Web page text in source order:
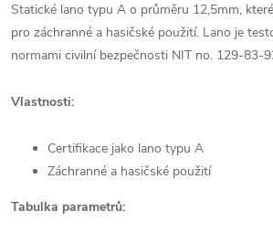
Statické lano typu A o průměru 12,5mm,
pro záchranné a hasičské použití. Lano je
normami civilní bezpečnosti NIT no. 129-83-
Vlastnosti:
Certifikace jako lano typu A
Záchranné a hasičské použití
Tabulka parametrů: